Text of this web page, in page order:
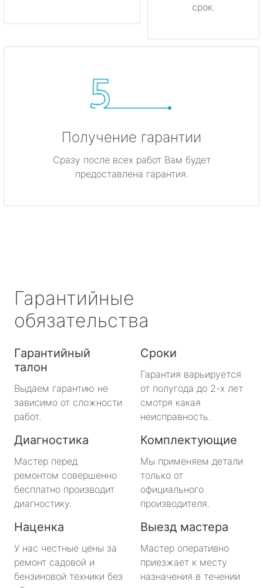
срок.
Получение гарантии
Сразу после всех работ Вам будет
предоставлена гарантия.
Гарантийные
обязательства
Гарантийный
талон
Выдаем гарантию не
зависимо от сложности
работ.
Сроки
Гарантия варьируется
от полугода до 2-х лет
смотря какая
неисправность.
Диагностика
Мастер перед
ремонтом совершенно
бесплатно производит
диагностику.
Комплектующие
Мы применяем детали
только от
официального
производителя.
Наценка
У нас честные цены за
ремонт садовой и
бензиновой техники без
Выезд мастера
Мастер оперативно
приезжает к месту
назначения в течении